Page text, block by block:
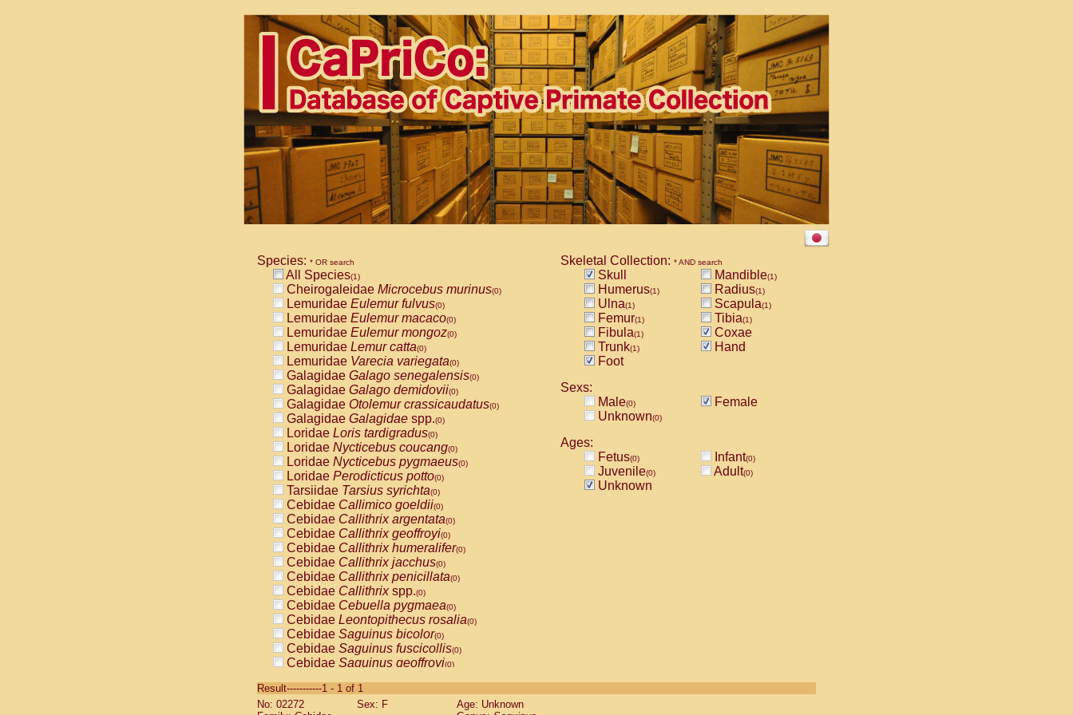
Species: * OR search
All Species(1)
Cheirogaleidae Microcebus murinus(0)
Lemuridae Eulemur fulvus(0)
Lemuridae Eulemur macaco(0)
Lemuridae Eulemur mongoz(0)
Lemuridae Lemur catta(0)
Lemuridae Varecia variegata(0)
Galagidae Galago senegalensis(0)
Galagidae Galago demidovii(0)
Galagidae Otolemur crassicaudatus(0)
Galagidae Galagidae spp.(0)
Loridae Loris tardigradus(0)
Loridae Nycticebus coucang(0)
Loridae Nycticebus pygmaeus(0)
Loridae Perodicticus potto(0)
Tarsiidae Tarsius syrichta(0)
Cebidae Callimico goeldii(0)
Cebidae Callithrix argentata(0)
Cebidae Callithrix geoffroyi(0)
Cebidae Callithrix humeralifer(0)
Cebidae Callithrix jacchus(0)
Cebidae Callithrix penicillata(0)
Cebidae Callithrixspp.(0)
Cebidae Cebuella pygmaea(0)
Cebidae Leontopithecus rosalia(0)
Cebidae Saguinus bicolor(0)
Cebidae Saguinus fuscicollis(0)
Cebidae Saguinus geoffroyi(0)
CebidaeSaguinus labiatus(0)
Cebidae Saguinus leucopus (0)
Skeletal Collection: * AND search
Skull Mandible(1)
Humerus(1) Radius(1)
Ulna(1) Scapula(1)
Femur(1) Tibia(1)
Fibula(1)
Coxae
Trunk(1)
Hand
Foot
Sexs:
Male(0)
Female
Unknown(0)
Ages:
Fetus(0) Infant(0)
Juvenile(0) Adult(0)
Unknown
Result-----------1 - 1 of 1
No: 02272
Sex: F
Age: Unknown